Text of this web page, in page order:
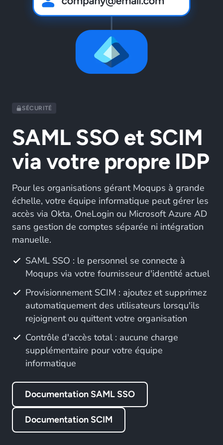
SÉCURITÉ
SAML SSO et SCIM
via votre propre IDP
Pour les organisations gérant Moqups à grande
échelle, votre équipe informatique peut gérer les
accès via Okta, OneLogin ou Microsoft Azure AD
sans gestion de comptes séparée ni intégration
manuelle.
SAML SSO : le personnel se connecte à
Moqups via votre fournisseur d'identité actuel
Provisionnement SCIM : ajoutez et supprimez
automatiquement des utilisateurs lorsqu'ils
rejoignent ou quittent votre organisation
Contrôle d'accès total : aucune charge
supplémentaire pour votre équipe
informatique
Documentation SAML SSO
Documentation SCIM